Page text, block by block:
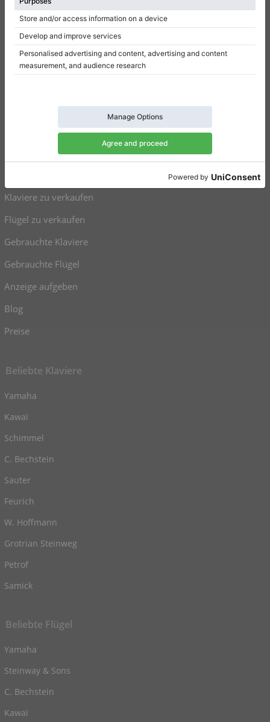
Kontakt
Über Uns
Referenz hinterlassen
Datenschutzerklärung
Einwilligungseinstellungen
Klaviere zu verkaufen
Flügel zu verkaufen
Gebrauchte Klaviere
Gebrauchte Flügel
Anzeige aufgeben
Blog
Preise
Beliebte Klaviere
Yamaha
Kawai
Schimmel
C. Bechstein
Sauter
Feurich
W. Hoffmann
Grotrian Steinweg
Petrof
Samick
Beliebte Flügel
Yamaha
Steinway & Sons
C. Bechstein
Kawai